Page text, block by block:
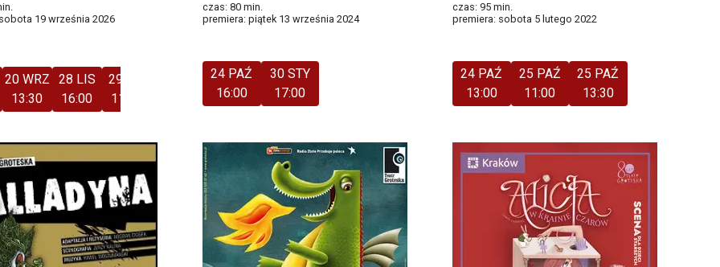
19 września 2026
20 WRZ
13:30
28 LIS
16:00
29 LIS
11:00
02 STY
13:30
03 STY
11:00
03 STY
czas: 80 min.
premiera: piątek 13 września 2024
24 PAŹ
16:00
30 STY
17:00
czas: 95 min.
premiera: sobota 5 lutego 2022
24 PAŹ
13:00
25 PAŹ
11:00
25 PAŹ
13:30